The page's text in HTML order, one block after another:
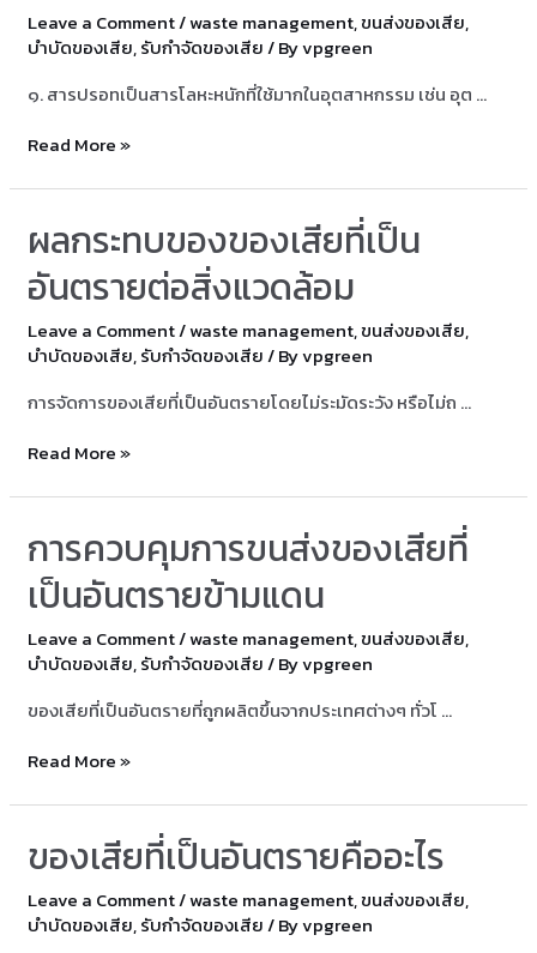
การ
ร
จัดการ
เสีย
ที่
อันตราย
Leave a Comment/waste management,ขนส่งของเสีย,
บำบัดของเสีย,รับกำจัดของเสีย/ Byvpgreen
๑. สารปรอทเป็นสารโลหะหนักที่ใช้มากในอุตสาหกรรม เช่น อุต …
ตัวอย่าง
เกิด
จาก
ของ
เสีย
ที่
เป็น
บาง
ชนิด
Read More »
ผลกระทบของของเสียที่เป็น
อันตรายต่อสิ่งแวดล้อม
Leave a Comment/waste management,ขนส่งของเสีย,
บำบัดของเสีย,รับกำจัดของเสีย/ Byvpgreen
การจัดการของเสียที่เป็นอันตรายโดยไม่ระมัดระวัง หรือไม่ถ …
ผลก
ของ
ของ
เสีย
ที่
เป็น
อันตราย
สิ่ง
แวดล้อม
Read More »
การควบคุมการขนส่งของเสียที่
เป็นอันตรายข้ามแดน
Leave a Comment/waste management,ขนส่งของเสีย,
บำบัดของเสีย,รับกำจัดของเสีย/ Byvpgreen
ของเสียที่เป็นอันตรายที่ถูกผลิตขึ้นจากประเทศต่างๆ ทั่วโ …
การ
ขนส่ง
ของ
เสีย
Read More »
ของเสียที่เป็นอันตรายคืออะไร
Leave a Comment/waste management,ขนส่งของเสีย,
บำบัดของเสีย,รับกำจัดของเสีย/ Byvpgreen